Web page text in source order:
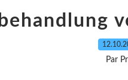
behandlung
Par